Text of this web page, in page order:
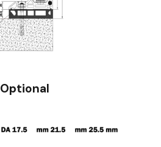
Optional